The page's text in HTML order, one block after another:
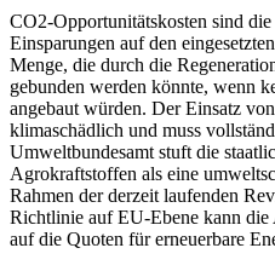
CO2-Opportunitätskosten sind
Einsparungen auf den
Menge, die durch die
gebunden werden könnte, wenn
angebaut würden. Der Einsatz
klimaschädlich und muss
Umweltbundesamt stuft die
Agrokraftstoffen als eine
Rahmen der derzeit laufenden
Richtlinie auf EU-Ebene kann
auf die Quoten für erneuerbare